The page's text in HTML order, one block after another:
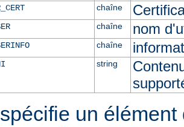
chaîne
chaîne nom
chaîne
string
spécifie un